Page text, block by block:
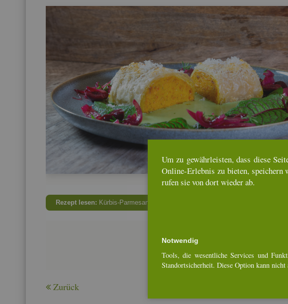
Re­zept lesen: Kür­bis-Par­mes­an­stru­del mit Kirsch-Zwie­bel-Kom­pott
Zu­rück
Um zu ge­währ­leis­ten, dass diese
On­line-Er­leb­nis zu bie­ten, spei­chern
rufen sie von dort wie­der ab.
Not­wen­dig
Tools, die we­sent­li­che Ser­vices und
Stand­ort­si­cher­heit. Diese Op­ti­on kann nicht